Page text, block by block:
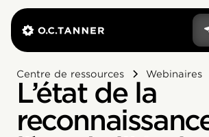
Centre de ressources Webinaires
L’état de la